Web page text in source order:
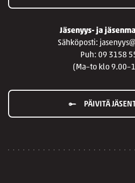
Jäsenyys- ja
Sähköposti:
Puh: 09 3158
(Ma–to klo
PÄIVITÄ